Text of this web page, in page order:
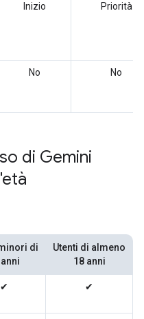
Inizio Priorità
No No
di Gemini
di
Utenti di almeno
18 anni
✔ ✔